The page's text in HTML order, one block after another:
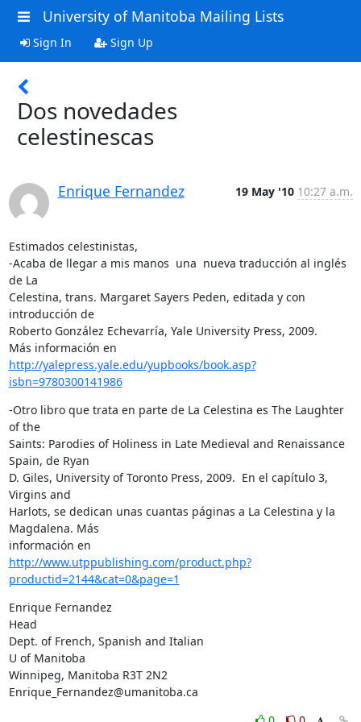
University of Manitoba Mailing Lists
Sign In Sign Up
Dos novedades
celestinescas
Enrique Fernandez 19 May '10 10:27 a.m.
Estimados celestinistas,
-Acaba de llegar a mis manos  una  nueva traducción al inglés
de La
Celestina, trans. Margaret Sayers Peden, editada y con
introducción de
Roberto González Echevarría, Yale University Press, 2009.
http://yalepress.yale.edu/yupbooks/book.asp?
isbn=9780300141986
-Otro libro que trata en parte de La Celestina es The Laughter
of the
Saints: Parodies of Holiness in Late Medieval and Renaissance
Spain, de Ryan
D. Giles, University of Toronto Press, 2009.  En el capítulo 3,
Virgins and
Harlots, se dedican unas cuantas páginas a La Celestina y la
Magdalena. Más
http://www.utppublishing.com/product.php?
productid=2144&cat=0&page=1
Enrique Fernandez
Head
Dept. of French, Spanish and Italian
U of Manitoba
Winnipeg, Manitoba R3T 2N2
Enrique_Fernandez@umanitoba.ca